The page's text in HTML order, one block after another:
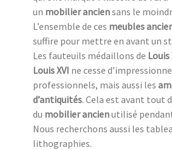
un mobilier anciensans le
L’ensemble de ces meubles
suffire pour mettre en avant un
Les fauteuils médaillons de Louis
Louis XVI ne cesse
professionnels, mais aussi les
d’antiquités. Cela est avant tout
du mobilier ancienutilisé
Nous recherchons aussi les
lithographies.